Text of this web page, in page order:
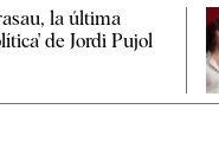
la última
de Jordi Pujol